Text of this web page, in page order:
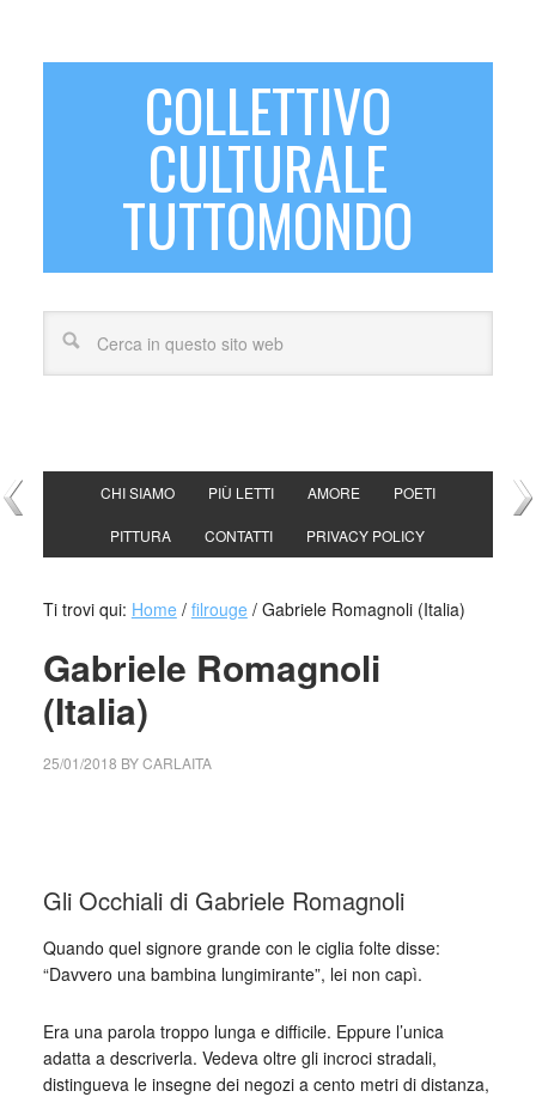
COLLETTIVO
CULTURALE
TUTTOMONDO
CHI SIAMO PIÙ LETTI AMORE POETI
PITTURA CONTATTI PRIVACY POLICY
Ti trovi qui: Home / filrouge /Gabriele Romagnoli (Italia)
Gabriele Romagnoli
(Italia)
25/01/2018 BYCARLAITA
Gli Occhiali di Gabriele Romagnoli
Quando quel signore grande con le ciglia folte disse:
“Davvero una bambina lungimirante”, lei non capì.
Era una parola troppo lunga e difficile. Eppure l’unica
adatta a descriverla. Vedeva oltre gli incroci stradali,
distingueva le insegne dei negozi a cento metri di distanza,